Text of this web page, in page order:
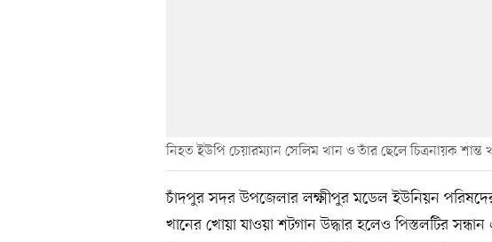
নিহত ইউপি চেয়ারম্যান সেলিম খান ও তাঁর ছেলে চিত্রনায়ক শান্ত
চাঁদপুর সদর উপজেলার লক্ষ্মীপুর মডেল ইউনিয়ন
খানের খোয়া যাওয়া শটগান উদ্ধার হলেও পিস্তলটির